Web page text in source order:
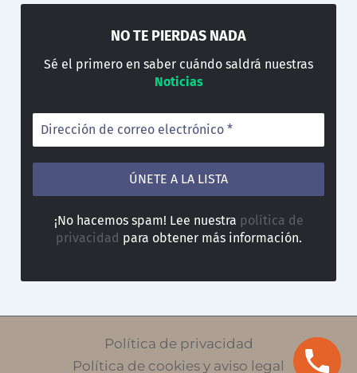
NO TE PIERDAS NADA
Sé el primero en saber cuándo saldrá nuestras
Noticias
¡No hacemos spam! Lee nuestra política de
privacidad para obtener más información.
Política de privacidad
Política de cookies y aviso legal